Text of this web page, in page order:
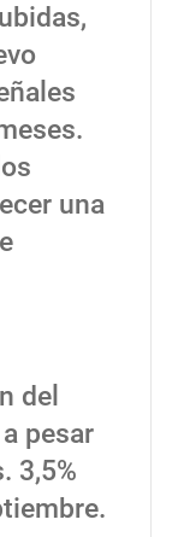
una
del
pesar
3,5%